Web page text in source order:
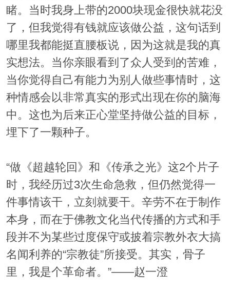
睹。当时我身上带的2000块现金很快就花没
了，但我觉得有钱就应该做公益，这句话到
哪里我都能挺直腰板说，因为这就是我的真
实想法。当你亲眼看到了众人受到的苦难，
当你觉得自己有能力为别人做些事情时，这
种情感会以非常真实的形式出现在你的脑海
中。这也为后来正心堂坚持做公益的目标，
埋下了一颗种子。
“做《超越轮回》和《传承之光》这2个片子
时，我经历过3次生命急救，但仍然觉得一
件事情该干，立刻就要干。辛劳不在于制作
本身，而在于佛教文化当代传播的方式和手
段并不为某些过度保守或披着宗教外衣大搞
名闻利养的“宗教徒”所接受。其实，骨子
里，我是个革命者。”——赵一澄